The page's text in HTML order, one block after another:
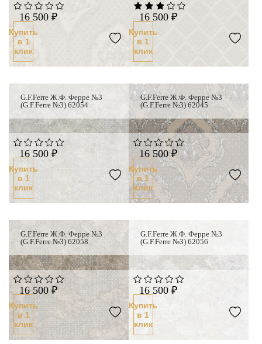
16 500 ₽
Купить
в 1
клик
16 500 ₽
Купить
в 1
клик
G.F.Ferre Ж.Ф. Ферре №3
(G.F.Ferre №3) 62054
16 500 ₽
Купить
в 1
клик
G.F.Ferre Ж.Ф. Ферре №3
(G.F.Ferre №3) 62045
16 500 ₽
Купить
в 1
клик
G.F.Ferre Ж.Ф. Ферре №3
(G.F.Ferre №3) 62058
16 500 ₽
Купить
в 1
клик
G.F.Ferre Ж.Ф. Ферре №3
(G.F.Ferre №3) 62056
16 500 ₽
Купить
в 1
клик